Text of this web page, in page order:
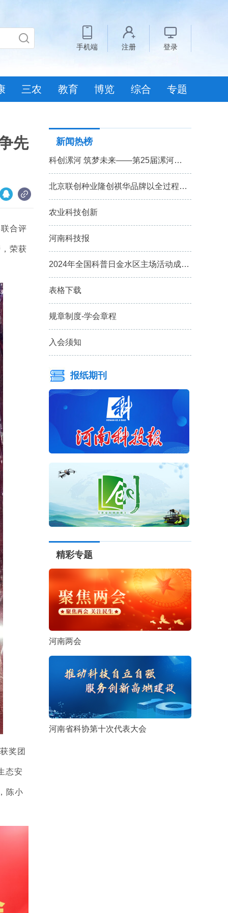
手机端 注册 登录
三农 教育 博览 综合 专题
先
合评
荣获
奖团
态安
陈小
新闻热榜
科创漯河 筑梦未来——第25届漯河…
北京联创种业隆创祺华品牌以全过程…
农业科技创新
河南科技报
2024年全国科普日金水区主场活动成…
表格下载
规章制度-学会章程
入会须知
报纸期刊
精彩专题
河南两会
河南省科协第十次代表大会